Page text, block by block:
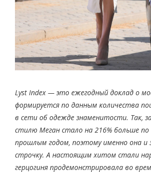
Lyst Index — это ежегодный доклад о
формируется по данным количества
в сети об одежде знаменитости. Так,
стилю Меган стало на 216% больше по
прошлым годом, поэтому именно она и
строчку. А настоящим хитом стали
герцогиня продемонстрировала во